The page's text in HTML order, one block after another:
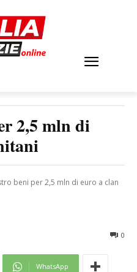
2,5 mln di
beni per 2,5 mln di euro a clan
0
WhatsApp